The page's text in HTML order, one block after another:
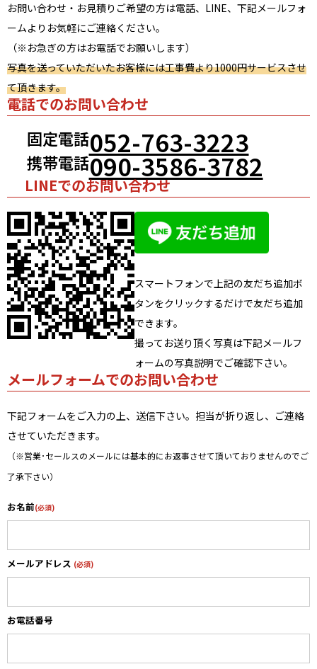
お問い合わせ・お見積りご希望の方は電話、LINE、下記メールフォ
ームよりお気軽にご連絡ください。
（※お急ぎの方はお電話でお願いします）
写真を送っていただいたお客様には工事費より1000円サービスさせ
て頂きます。
電話でのお問い合わせ
固定電話052-763-3223
携帯電話090-3586-3782
LINEでのお問い合わせ
スマートフォンで上記の友だち追加ボ
タンをクリックするだけで友だち追加
できます。
撮ってお送り頂く写真は下記メールフ
ォームの写真説明でご確認下さい。
メールフォームでのお問い合わせ
下記フォームをご入力の上、送信下さい。担当が折り返し、ご連絡
させていただきます。
（※営業･セールスのメールには基本的にお返事させて頂いておりませんのでご
了承下さい）
お名前(必須)
メールアドレス (必須)
お電話番号